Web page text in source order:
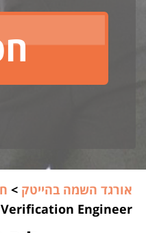
אורגד השמה בהייטק >
Engineer